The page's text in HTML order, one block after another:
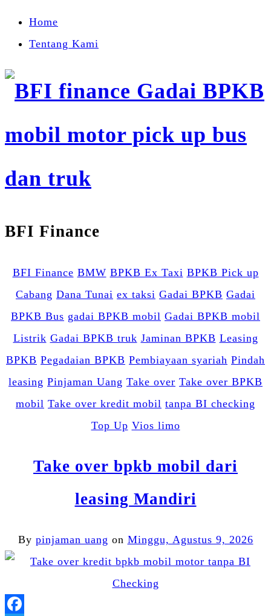
Home
Tentang Kami
BFI Finance
BFI Finance BMW BPKB Ex Taxi BPKB Pick up
Cabang Dana Tunai ex taksi Gadai BPKB Gadai
BPKB Bus gadai BPKB mobil Gadai BPKB mobil
Listrik Gadai BPKB truk Jaminan BPKB Leasing
BPKB Pegadaian BPKB Pembiayaan syariah Pindah
leasing Pinjaman Uang Take over Take over BPKB
mobil Take over kredit mobil tanpa BI checking
Top Up Vios limo
Take over bpkb mobil dari
leasing Mandiri
By pinjaman uang on Minggu, Agustus 9, 2026